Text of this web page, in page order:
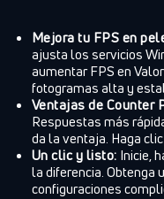
Mejora tu FPS en
ajusta los servicios
aumentar FPS en
fotogramas alta y
Ventajas de Counter
Respuestas más
da la ventaja. Haga
Un clic y listo: Inicie,
la diferencia. Obtenga
configuraciones